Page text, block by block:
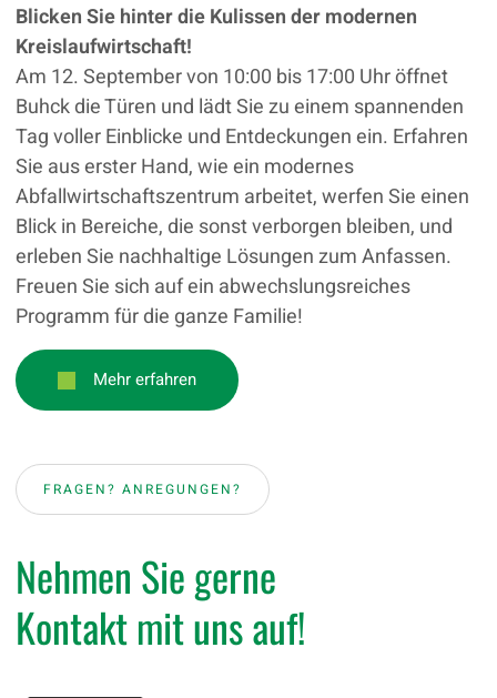
Blicken Sie hinter die Kulissen der modernen
Kreislaufwirtschaft!
Am 12. September von 10:00 bis 17:00 Uhr öffnet
Buhck die Türen und lädt Sie zu einem spannenden
Tag voller Einblicke und Entdeckungen ein. Erfahren
Sie aus erster Hand, wie ein modernes
Abfallwirtschaftszentrum arbeitet, werfen Sie einen
Blick in Bereiche, die sonst verborgen bleiben, und
erleben Sie nachhaltige Lösungen zum Anfassen.
Freuen Sie sich auf ein abwechslungsreiches
Programm für die ganze Familie!
Mehr erfahren
FRAGEN? ANREGUNGEN?
Nehmen Sie gerne
Kontakt mit uns auf!